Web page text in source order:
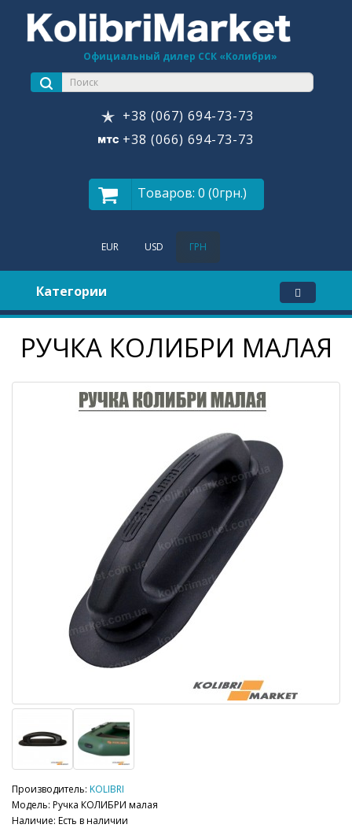
Официальный дилер ССК «Колибри»
+38 (067) 694-73-73
+38 (066) 694-73-73
Товаров: 0 (0грн.)
EUR USD ГРН
Категории
РУЧКА КОЛИБРИ МАЛАЯ
Производитель: KOLIBRI
Модель: Ручка КОЛИБРИ малая
Наличие: Есть в наличии